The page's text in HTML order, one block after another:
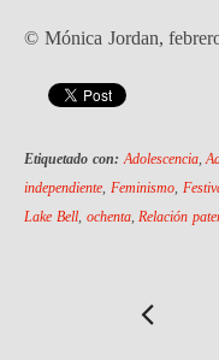
© Mónica Jordan,
Etiquetado con: Adolescencia,
independiente Feminismo,
Lake Bell, ochenta, Relación